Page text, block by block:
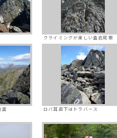
クライミングが楽しい畳岩尾根
面 ロバ耳直下はトラバース